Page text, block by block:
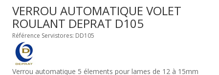
VERROU AUTOMATIQUE VOLET
ROULANT DEPRAT D105
Référence Servistores: DD105
Verrou automatique 5 élements pour lames de 12 à 15mm